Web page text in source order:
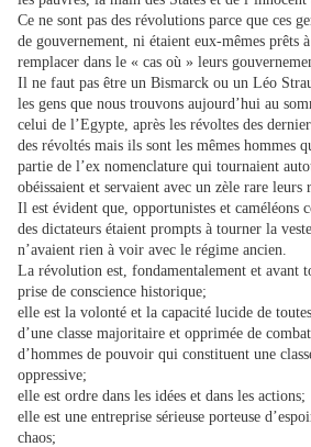
Ce ne sont pas des révolutions parce que ces
de gouvernement, ni étaient eux-mêmes prêts
remplacer dans le « cas où » leurs
Il ne faut pas être un Bismarck ou un Léo
les gens que nous trouvons aujourd’hui au
celui de l’Egypte, après les révoltes des
des révoltés mais ils sont les mêmes hommes
partie de l’ex nomenclature qui tournaient
obéissaient et servaient avec un zèle rare leurs
Il est évident que, opportunistes et caméléons
des dictateurs étaient prompts à tourner la
n’avaient rien à voir avec le régime ancien.
La révolution est, fondamentalement et avant
prise de conscience historique;
elle est la volonté et la capacité lucide de
d’une classe majoritaire et opprimée de
d’hommes de pouvoir qui constituent une
oppressive;
elle est ordre dans les idées et dans les actions;
elle est une entreprise sérieuse porteuse
chaos;